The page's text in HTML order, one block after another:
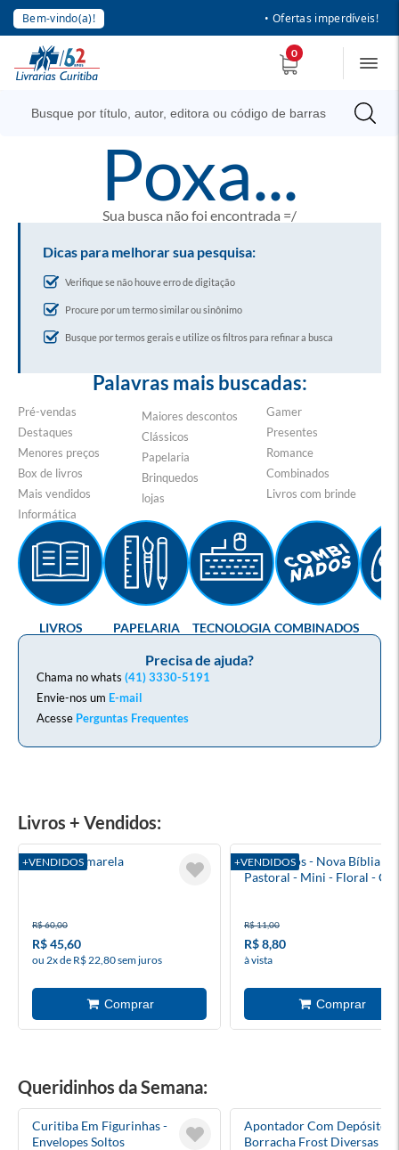
Bem-vindo(a)! • Ofertas imperdíveis!
0
poxa...
Sua busca não foi encontrada =/
Dicas para melhorar sua pesquisa:
Verifique se não houve erro de digitação
Procure por um termo similar ou sinônimo
Busque por termos gerais e utilize os filtros para refinar a busca
Palavras mais buscadas:
Pré-vendas
Destaques
Menores preços
Box de livros
Mais vendidos
Informática
Maiores descontos
Clássicos
Papelaria
Brinquedos
lojas
Gamer
Presentes
Romance
Combinados
Livros com brinde
Precisa de ajuda?
Chama no whats (41) 3330-5191
Envie-nos um E-mail
Acesse Perguntas Frequentes
LIVROS PAPELARIA TECNOLOGIA COMBINADOS
Livros + Vendidos:
+VENDIDOS
A Bolsa Amarela
R$ 60,00
R$ 45,60
ou 2x de R$ 22,80 sem juros
+VENDIDOS
Evangelhos - Nova Bíblia
Pastoral - Mini - Floral -
R$ 11,00
R$ 8,80
à vista
Queridinhos da Semana:
Curitiba Em Figurinhas -
Envelopes Soltos
Apontador Com Depósito +
Borracha Frost Diversas